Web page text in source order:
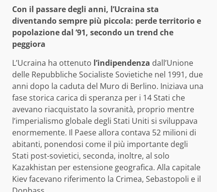
Con il passare degli anni, l’Ucraina sta
diventando sempre più piccola: perde territorio e
popolazione dal ’91, secondo un trend che
peggiora
L’Ucraina ha ottenuto l’indipendenza dall’Unione
delle Repubbliche Socialiste Sovietiche nel 1991, due
anni dopo la caduta del Muro di Berlino. Iniziava una
fase storica carica di speranza per i 14 Stati che
avevano riacquistato la sovranità, proprio mentre
l’imperialismo globale degli Stati Uniti si sviluppava
enormemente. Il Paese allora contava 52 milioni di
abitanti, ponendosi come il più importante degli
Stati post-sovietici, seconda, inoltre, al solo
Kazakhistan per estensione geografica. Alla capitale
Kiev facevano riferimento la Crimea, Sebastopoli e il